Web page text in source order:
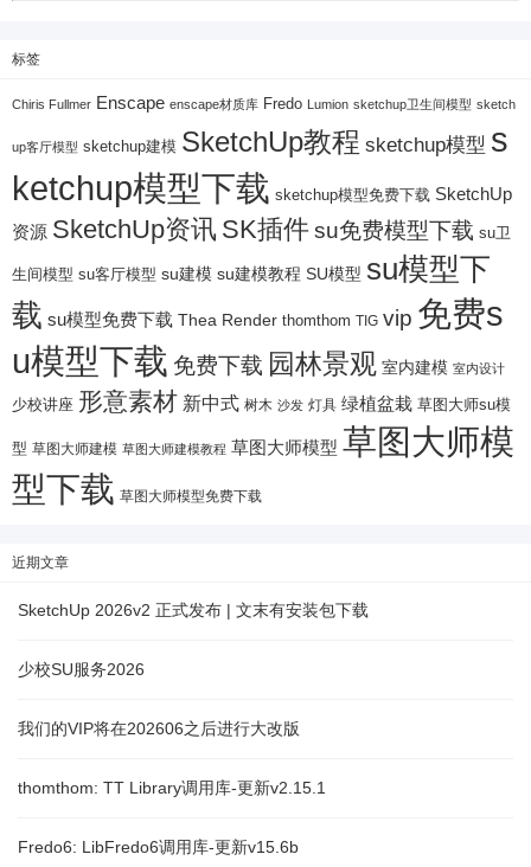
标签
Chiris Fullmer Enscape enscape材质库 Fredo Lumion sketchup卫生间模型 sketch
up客厅模型 sketchup建模 SketchUp教程 sketchup模型 s
ketchup模型下载 sketchup模型免费下载 SketchUp
资源 SketchUp资讯 SK插件su免费模型下载 su卫
生间模型 su客厅模型 su建模 su建模教程 SU模型 su模型下
载 su模型免费下载 Thea Render thomthom TIG vip 免费s
u模型下载 免费下载 园林景观 室内建模 室内设计
少校讲座 形意素材 新中式 树木 沙发 灯具 绿植盆栽 草图大师su模
型 草图大师建模 草图大师建模教程 草图大师模型 草图大师模
型下载 草图大师模型免费下载
近期文章
SketchUp 2026v2 正式发布 | 文末有安装包下载
少校SU服务2026
我们的VIP将在202606之后进行大改版
thomthom: TT Library调用库-更新v2.15.1
Fredo6: LibFredo6调用库-更新v15.6b